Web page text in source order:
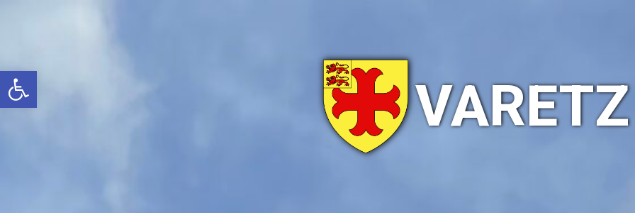
Ouvrir la barre d’outils
contenu
VARETZ